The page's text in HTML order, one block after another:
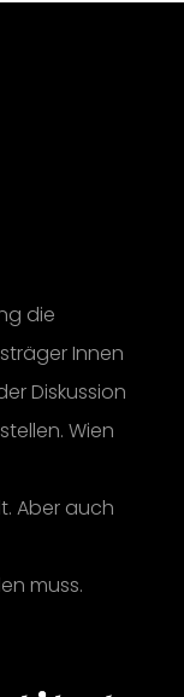
die
Innen
Diskussion
Wien
Aber auch
muss.